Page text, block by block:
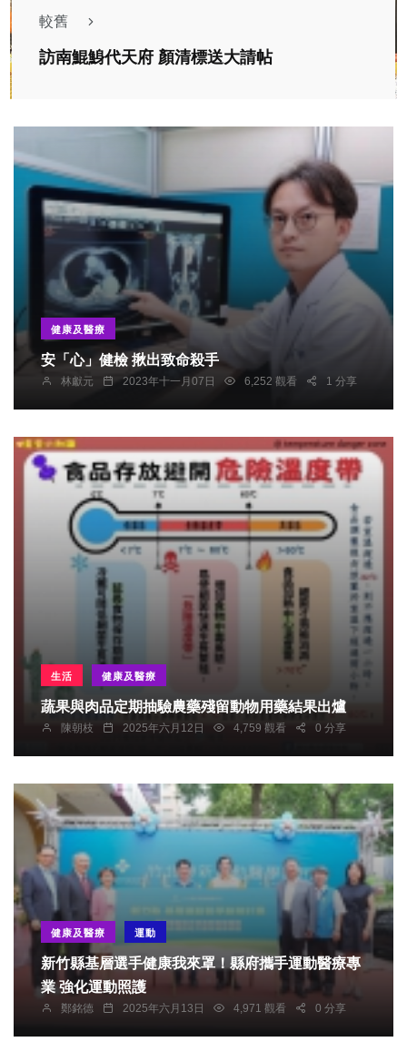
較舊
訪南鯤鯓代天府 顏清標送大請帖
健康及醫療
安「心」健檢 揪出致命殺手
林獻元 2023年十一月07日 6,252 觀看 1 分享
生活 健康及醫療
蔬果與肉品定期抽驗農藥殘留動物用藥結果出爐
陳朝枝 2025年六月12日 4,759 觀看 0 分享
健康及醫療 運動
新竹縣基層選手健康我來罩！縣府攜手運動醫療專
業 強化運動照護
鄭銘德 2025年六月13日 4,971 觀看 0 分享